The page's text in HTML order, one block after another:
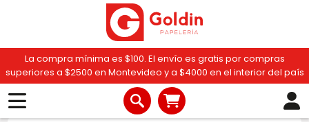
La compra mínima es $100. El envío es gratis por compras
superiores a $2500 en Montevideo y a $4000 en el interior del país